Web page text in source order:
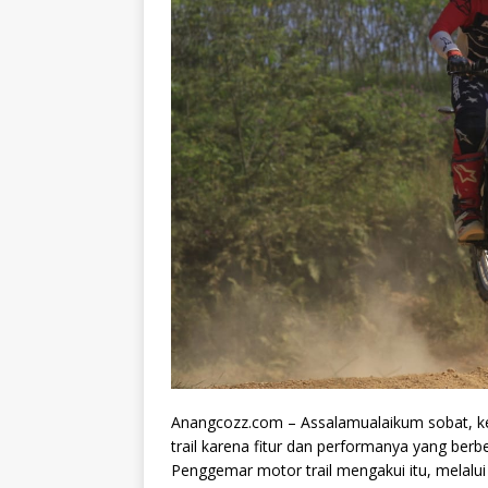
Anangcozz.com – Assalamualaikum sobat,
trail karena fitur dan performanya yang
Penggemar motor trail mengakui itu,